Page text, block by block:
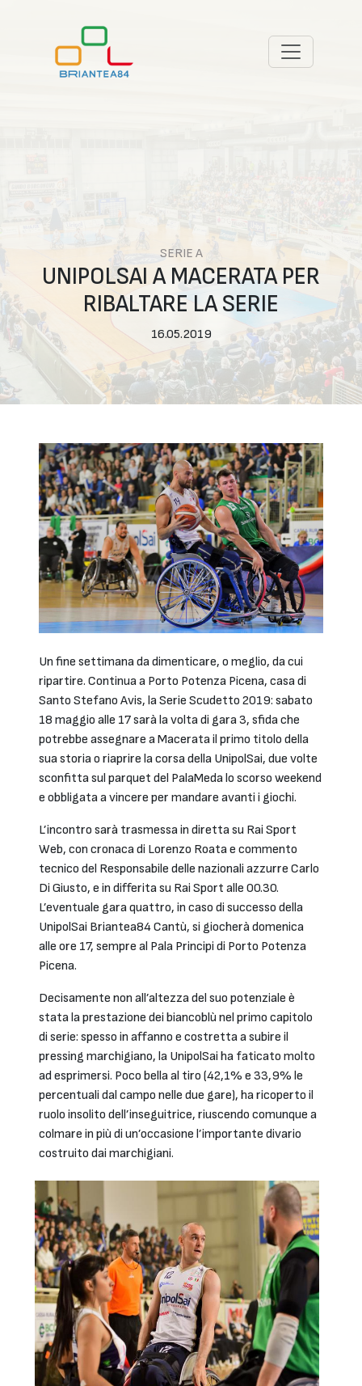
SERIE A
UNIPOLSAI A MACERATA PER
RIBALTARE LA SERIE
16.05.2019
Un fine settimana da dimenticare, o meglio, da cui
ripartire. Continua a Porto Potenza Picena, casa di
Santo Stefano Avis, la Serie Scudetto 2019: sabato
18 maggio alle 17 sarà la volta di gara 3, sfida che
potrebbe assegnare a Macerata il primo titolo della
sua storia o riaprire la corsa della UnipolSai, due volte
sconfitta sul parquet del PalaMeda lo scorso weekend
e obbligata a vincere per mandare avanti i giochi.
L’incontro sarà trasmessa in diretta su Rai Sport
Web, con cronaca di Lorenzo Roata e commento
tecnico del Responsabile delle nazionali azzurre Carlo
Di Giusto, e in differita su Rai Sport alle 00.30.
L’eventuale gara quattro, in caso di successo della
UnipolSai Briantea84 Cantù, si giocherà domenica
alle ore 17, sempre al Pala Principi di Porto Potenza
Picena.
Decisamente non all’altezza del suo potenziale è
stata la prestazione dei biancoblù nel primo capitolo
di serie: spesso in affanno e costretta a subire il
pressing marchigiano, la UnipolSai ha faticato molto
ad esprimersi. Poco bella al tiro (42,1% e 33,9% le
percentuali dal campo nelle due gare), ha ricoperto il
ruolo insolito dell’inseguitrice, riuscendo comunque a
colmare in più di un’occasione l’importante divario
costruito dai marchigiani.